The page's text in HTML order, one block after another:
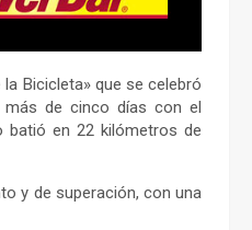
Bicicleta» que se celebró
más de cinco días con el
batió en 22 kilómetros de
y de superación, con una